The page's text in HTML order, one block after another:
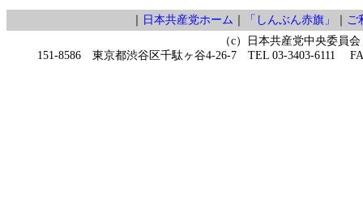
日本共産党ホーム 「しんぶん赤旗」
ご
（c）日本共産党中央委員会
151-8586 東京都渋谷区千駄ヶ谷4-26-7 TEL 03-3403-6111